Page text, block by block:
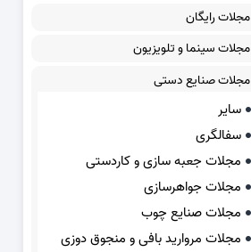
مجلات رایگان
مجلات سینما و تلویزیون
مجلات صنایع دستی
سایر
سفالگری
مجلات جعبه سازی و کاردستی
مجلات جواهرسازی
مجلات صنایع چوب
مجلات مروارید بافی و منجوق دوزی